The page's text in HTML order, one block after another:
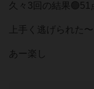
久々3回の結果
上手く逃げられた〜
あー楽し